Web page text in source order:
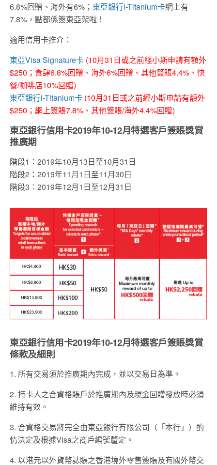
6.8%回贈、海外有6%； 東亞銀行i-Titanium卡網上有
7.8%，點都係簽東亞架啦！
適用信用卡推介：
東亞Visa Signature卡 (10月31日或之前經小斯申請有額外
$250；食肆6.8%回贈、海外6%回贈、其他簽賬4.4%、快
餐/咖啡店10%回贈)
東亞銀行i-Titanium卡 (10月31日或之前經小斯申請有額外
$250；網上簽賬7.8%、其他簽賬/海外4.4%回贈)
東亞銀行信用卡2019年10-12月特選客戶簽賬獎賞
推廣期
階段1：2019年10月13日至10月31日
階段2：2019年11月1日至11月30日
階段3：2019年12月1日至12月31日
東亞銀行信用卡2019年10-12月特選客戶簽賬獎賞
條款及細則
1. 所有交易須於推廣期內完成，並以交易日為準。
2. 持卡人之合資格賬戶於推廣期內及現金回贈發放時必須
維持有效。
3. 合資格交易將完全由東亞銀行有限公司（「本行」）酌
情決定及根據Visa之商戶編號釐定。
4. 以港元以外貨幣誌賬之香港境外零售簽賬及有關外幣交